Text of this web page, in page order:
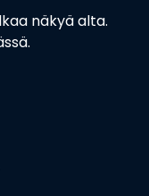
näkyä alta.